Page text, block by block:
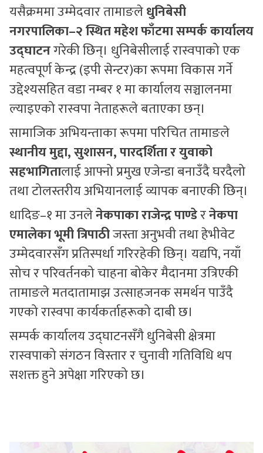
यसैक्रममा उम्मेदवार तामाङलेधुनिबेसी
नगरपालिका–२ स्थित महेश फाँटमा सम्पर्क कार्यालय
उद्घाटनगरेकी छिन्। धुनिबेसीलाई रास्वपाको एक
महत्वपूर्ण केन्द्र (इपी सेन्टर)का रूपमा विकास गर्ने
उद्देश्यसहित वडा नम्बर १ मा कार्यालय सञ्चालनमा
ल्याइएको रास्वपा नेताहरूले बताएका छन्।
सामाजिक अभियन्ताका रूपमा परिचित तामाङले
स्थानीय मुद्दा, सुशासन, पारदर्शिता र युवाको
सहभागितालाई आफ्नो प्रमुख एजेन्डा बनाउँदै घरदैलो
तथा टोलस्तरीय अभियानलाई व्यापक बनाएकी छिन्।
धादिङ–१ मा उनलेनेकपाका राजेन्द्र पाण्डेरनेकपा
एमालेका भूमी त्रिपाठीजस्ता अनुभवी तथा हेभीवेट
उम्मेदवारसँग प्रतिस्पर्धा गरिरहेकी छिन्। यद्यपि, नयाँ
सोच र परिवर्तनको चाहना बोकेर मैदानमा उत्रिएकी
तामाङले मतदातामाझ उत्साहजनक समर्थन पाउँदै
गएको रास्वपा कार्यकर्ताहरूको दाबी छ।
सम्पर्क कार्यालय उद्घाटनसँगै धुनिबेसी क्षेत्रमा
रास्वपाको संगठन विस्तार र चुनावी गतिविधि थप
सशक्त हुने अपेक्षा गरिएको छ।